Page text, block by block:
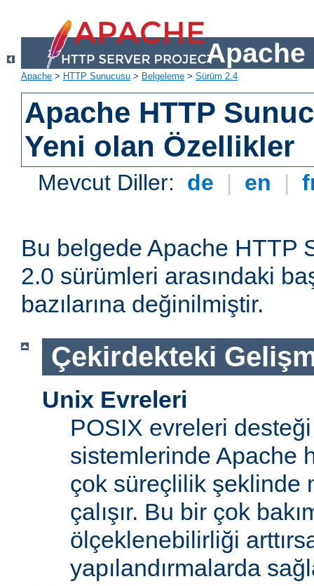
Apache
Apache > HTTP Sunucusu > Belgeleme > Sürüm 2.4
Apache HTTP
Yeni olan Özellikler
Mevcut Diller: de | en |
Bu belgede Apache HTTP
2.0 sürümleri arasındaki
bazılarına değinilmiştir.
Çekirdekteki
Unix Evreleri
POSIX evreleri
sistemlerinde Apache
çok süreçlilik şeklinde
çalışır. Bu bir çok
ölçeklenebilirliği
yapılandırmalarda